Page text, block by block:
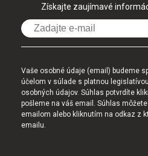
Získajte zaujímavé
Vaše osobné údaje (email) budeme
účelom v súlade s platnou
osobných údajov. Súhlas potvrdíte
pošleme na váš email. Súhlas
emailom alebo kliknutím na odkaz z
emailu.